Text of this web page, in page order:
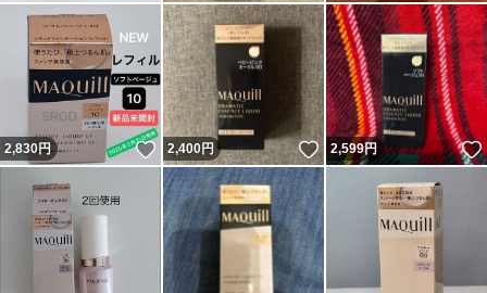
2,830円 いいね！
2,400円 いいね！
2,599円